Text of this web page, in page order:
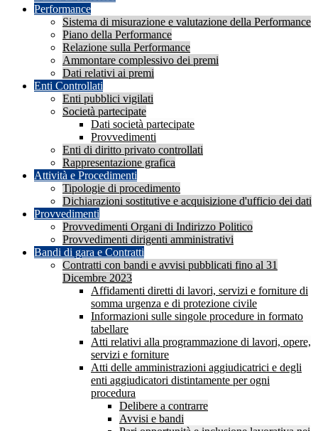
Performance
Sistema di misurazione e valutazione della Performance
Piano della Performance
Relazione sulla Performance
Ammontare complessivo dei premi
Dati relativi ai premi
Enti Controllati
Enti pubblici vigilati
Società partecipate
Dati società partecipate
Provvedimenti
Enti di diritto privato controllati
Rappresentazione grafica
Attività e Procedimenti
Tipologie di procedimento
Dichiarazioni sostitutive e acquisizione d'ufficio dei dati
Provvedimenti
Provvedimenti Organi di Indirizzo Politico
Provvedimenti dirigenti amministrativi
Bandi di gara e Contratti
Contratti con bandi e avvisi pubblicati fino al 31
Dicembre 2023
Affidamenti diretti di lavori, servizi e forniture di
somma urgenza e di protezione civile
Informazioni sulle singole procedure in formato
tabellare
Atti relativi alla programmazione di lavori, opere,
servizi e forniture
Atti delle amministrazioni aggiudicatrici e degli
enti aggiudicatori distintamente per ogni
procedura
Delibere a contrarre
Avvisi e bandi